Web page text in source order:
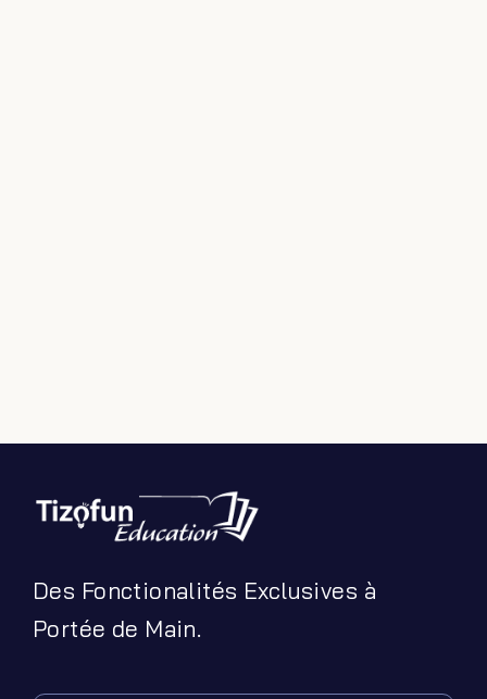
Des Fonctionalités Exclusives à
Portée de Main.